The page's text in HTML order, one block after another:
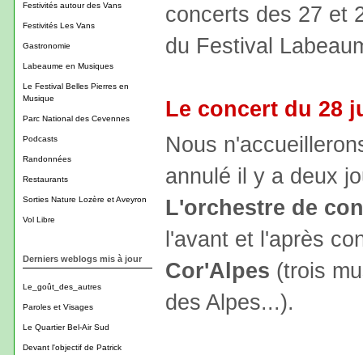
Festivités autour des Vans
Festivités Les Vans
Gastronomie
Labeaume en Musiques
Le Festival Belles Pierres en
Musique
Parc National des Cevennes
Podcasts
Randonnées
Restaurants
Sorties Nature Lozère et Aveyron
Vol Libre
Derniers weblogs mis à jour
Le_goût_des_autres
Paroles et Visages
Le Quartier Bel-Air Sud
Devant l'objectif de Patrick
concerts des 27 et
du Festival
Le concert du 28
Nous
annulé il y a deux
L'orchestre de
l'avant et l'après
Cor'Alpes (trois
des Alpes...).